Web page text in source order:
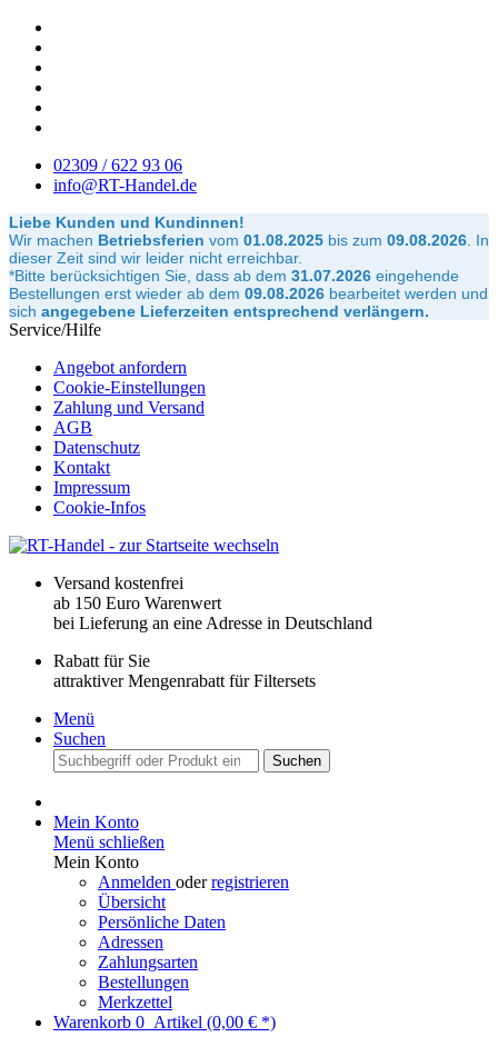
02309 / 622 93 06
info@RT-Handel.de
Liebe Kunden und Kundinnen!
Wir machen Betriebsferien vom 01.08.2025 bis zum 09.08.2026 In
dieser Zeit sind wir leider nicht erreichbar.
*Bitte berücksichtigen Sie, dass ab dem 31.07.2026 eingehende
Bestellungen erst wieder ab dem 09.08.2026 bearbeitet werden und
sich angegebene Lieferzeiten entsprechend verlängern.
Service/Hilfe
Angebot anfordern
Cookie-Einstellungen
Zahlung und Versand
AGB
Datenschutz
Kontakt
Impressum
Cookie-Infos
Versand kostenfrei
ab 150 Euro Warenwert
bei Lieferung an eine Adresse in Deutschland
Rabatt für Sie
attraktiver Mengenrabatt für Filtersets
Menü
Suchen
Suchen
Mein Konto
Menü schließen
Mein Konto
Anmelden oderregistrieren
Übersicht
Persönliche Daten
Adressen
Zahlungsarten
Bestellungen
Merkzettel
Warenkorb 0 Artikel (0,00 € *)